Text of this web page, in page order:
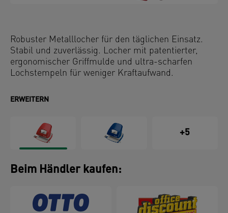
Robuster Metalllocher für den täglichen Einsatz.
Stabil und zuverlässig. Locher mit patentierter,
ergonomischer Griffmulde und ultra-scharfen
Lochstempeln für weniger Kraftaufwand.
ERWEITERN
+5
Beim Händler kaufen: